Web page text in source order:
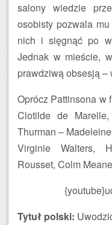
salony wiedzie
osobisty pozwala
nich i sięgnąć po
Jednak w mieście,
prawdziwą obsesją –
Oprócz Pattinsona w
Clotilde de
Thurman –
Virginie Walters,
Rousset, Colm
Tytuł polski: